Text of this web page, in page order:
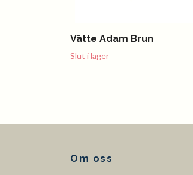
Vätte Adam Brun
Slut i lager
Om oss